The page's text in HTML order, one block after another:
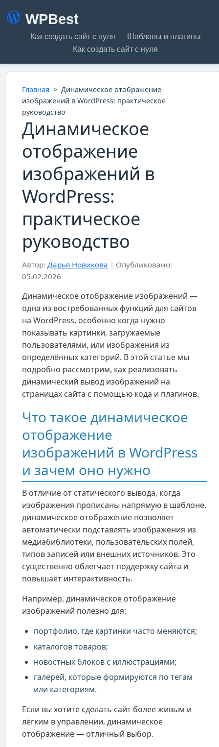
WPBest
Как создать сайт с нуля
Шаблоны и плагины
Как создать сайт с нуля
Главная > Динамическое отображение
изображений в WordPress: практическое
руководство
Динамическое
отображение
изображений в
WordPress:
практическое
руководство
Автор: Дарья Новикова | Опубликовано:
05.02.2026
Динамическое отображение изображений —
одна из востребованных функций для сайтов
на WordPress, особенно когда нужно
показывать картинки, загружаемые
пользователями, или изображения из
определённых категорий. В этой статье мы
подробно рассмотрим, как реализовать
динамический вывод изображений на
страницах сайта с помощью кода и плагинов.
Что такое динамическое
отображение
изображений в WordPress
и зачем оно нужно
В отличие от статического вывода, когда
изображения прописаны напрямую в шаблоне,
динамическое отображение позволяет
автоматически подставлять изображения из
медиабиблиотеки, пользовательских полей,
типов записей или внешних источников. Это
существенно облегчает поддержку сайта и
повышает интерактивность.
Например, динамическое отображение
изображений полезно для:
портфолио, где картинки часто меняются;
каталогов товаров;
новостных блоков с иллюстрациями;
галерей, которые формируются по тегам
или категориям.
Если вы хотите сделать сайт более живым и
лёгким в управлении, динамическое
отображение — отличный выбор.